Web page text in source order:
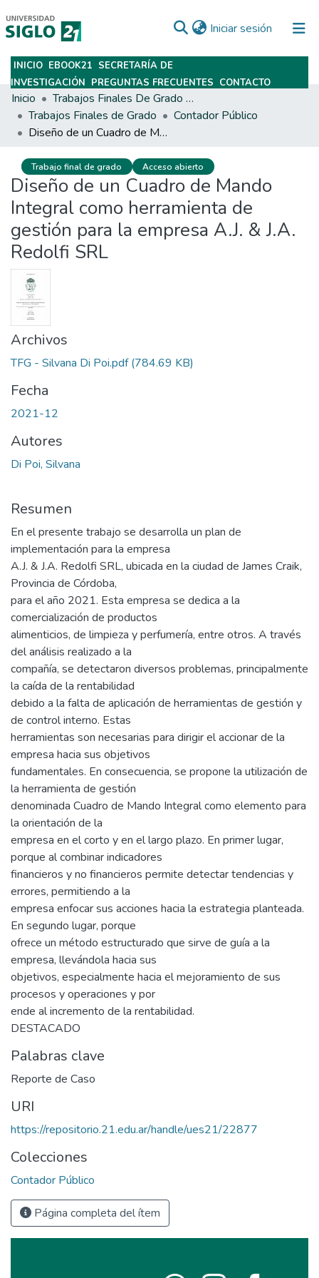
Iniciar sesión (current)
Subir
INICIO EBOOK21 SECRETARÍA DE
INVESTIGACIÓN PREGUNTAS FRECUENTES CONTACTO
Inicio
Trabajos Finales De Grado Y Posgrado
Trabajos Finales de Grado
Contador Público
Diseño de un Cuadro de Mando Integral como herramienta de gestión para la empresa A.J. & J.A. Redolfi SRL
Trabajo final de grado Acceso abierto
Diseño de un Cuadro de Mando
Integral como herramienta de
gestión para la empresa A.J. & J.A.
Redolfi SRL
Archivos
TFG - Silvana Di Poi.pdf(784.69 KB)
Fecha
2021-12
Autores
Di Poi, Silvana
Resumen
En el presente trabajo se desarrolla un plan de
implementación para la empresa
A.J. & J.A. Redolfi SRL, ubicada en la ciudad de James Craik,
Provincia de Córdoba,
para el año 2021. Esta empresa se dedica a la
comercialización de productos
alimenticios, de limpieza y perfumería, entre otros. A través
del análisis realizado a la
compañía, se detectaron diversos problemas, principalmente
la caída de la rentabilidad
debido a la falta de aplicación de herramientas de gestión y
de control interno. Estas
herramientas son necesarias para dirigir el accionar de la
empresa hacia sus objetivos
fundamentales. En consecuencia, se propone la utilización de
la herramienta de gestión
denominada Cuadro de Mando Integral como elemento para
la orientación de la
empresa en el corto y en el largo plazo. En primer lugar,
porque al combinar indicadores
financieros y no financieros permite detectar tendencias y
errores, permitiendo a la
empresa enfocar sus acciones hacia la estrategia planteada.
En segundo lugar, porque
ofrece un método estructurado que sirve de guía a la
empresa, llevándola hacia sus
objetivos, especialmente hacia el mejoramiento de sus
procesos y operaciones y por
ende al incremento de la rentabilidad.
DESTACADO
Palabras clave
Reporte de Caso
URI
https://repositorio.21.edu.ar/handle/ues21/22877
Colecciones
Contador Público
Página completa del ítem